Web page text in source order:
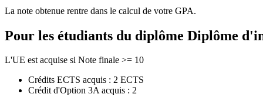
La note obtenue rentre dans le calcul de votre GPA.
Pour les étudiants du diplôme Diplôme
L'UE est acquise si Note finale >= 10
Crédits ECTS acquis : 2 ECTS
Crédit d'Option 3A acquis : 2